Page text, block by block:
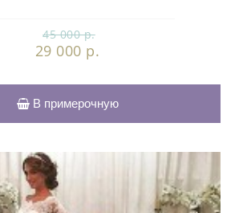
45 000 р.
29 000 р.
В примерочную